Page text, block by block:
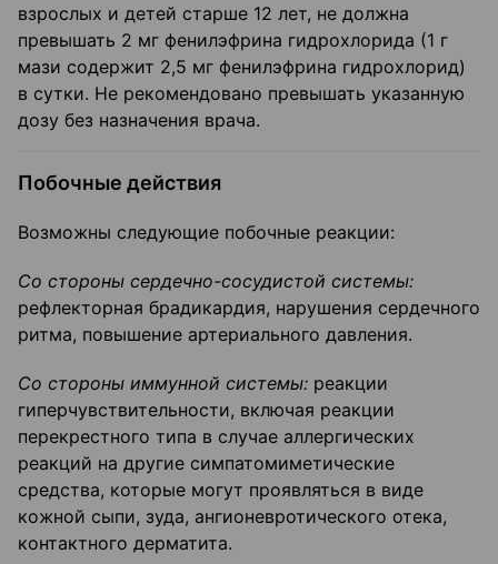
взрослых и детей старше 12 лет, не должна
превышать 2 мг фенилэфрина гидрохлорида (1 г
мази содержит 2,5 мг фенилэфрина гидрохлорид)
в сутки. Не рекомендовано превышать указанную
дозу без назначения врача.
Побочные действия
Возможны следующие побочные реакции:
Со стороны сердечно-сосудистой системы:
рефлекторная брадикардия, нарушения сердечного
ритма, повышение артериального давления.
Со стороны иммунной системы: реакции
гиперчувствительности, включая реакции
перекрестного типа в случае аллергических
реакций на другие симпатомиметические
средства, которые могут проявляться в виде
кожной сыпи, зуда, ангионевротического отека,
контактного дерматита.